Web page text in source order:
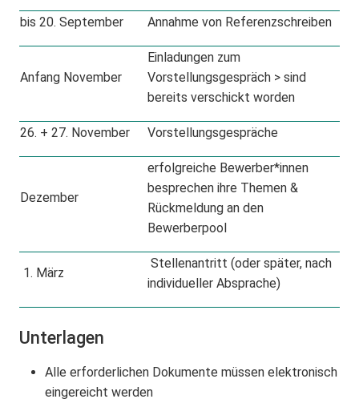
bis 20. September Annahme von Referenzschreiben
Anfang November
Einladungen zum
Vorstellungsgespräch > sind
bereits verschickt worden
26. + 27. November Vorstellungsgespräche
Dezember
erfolgreiche Bewerber*innen
besprechen ihre Themen &
Rückmeldung an den
Bewerberpool
1. März
Stellenantritt (oder später, nach
individueller Absprache)
Unterlagen
Alle erforderlichen Dokumente müssen elektronisch
eingereicht werden